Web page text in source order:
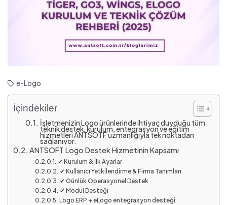
e-Logo
İçindekiler
İşletmenizin Logo ürünlerinde ihtiyaç duyduğu tüm
teknik destek, kurulum, entegrasyon ve eğitim
hizmetleri ANTSOTF uzmanlığıyla tek noktadan
sağlanıyor.
ANTSOFT Logo Destek Hizmetinin Kapsamı
✔ Kurulum & İlk Ayarlar
✔ Kullanıcı Yetkilendirme & Firma Tanımları
✔ Günlük Operasyonel Destek
✔ Modül Desteği
Logo ERP + eLogo entegrasyon desteği